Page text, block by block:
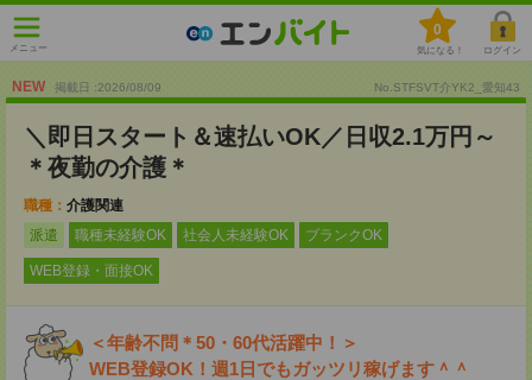
メニュー
0
気になる！ ログイン
NEW 掲載日 :2026/08/09 No.STFSVT介YK2_愛知43
＼即日スタート＆速払いOK／日収2.1万円～
＊夜勤の介護＊
職種： 介護関連
派遣
職種未経験OK 社会人未経験OK ブランクOK
WEB登録・面接OK
＜年齢不問＊50・60代活躍中！＞
WEB登録OK！週1日でもガッツリ稼げます＾＾